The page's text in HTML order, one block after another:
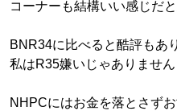
コーナーも結構いい感じだ
BNR34に比べると酷評もあ
私はR35嫌いじゃありません
NHPCにはお金を落とさず